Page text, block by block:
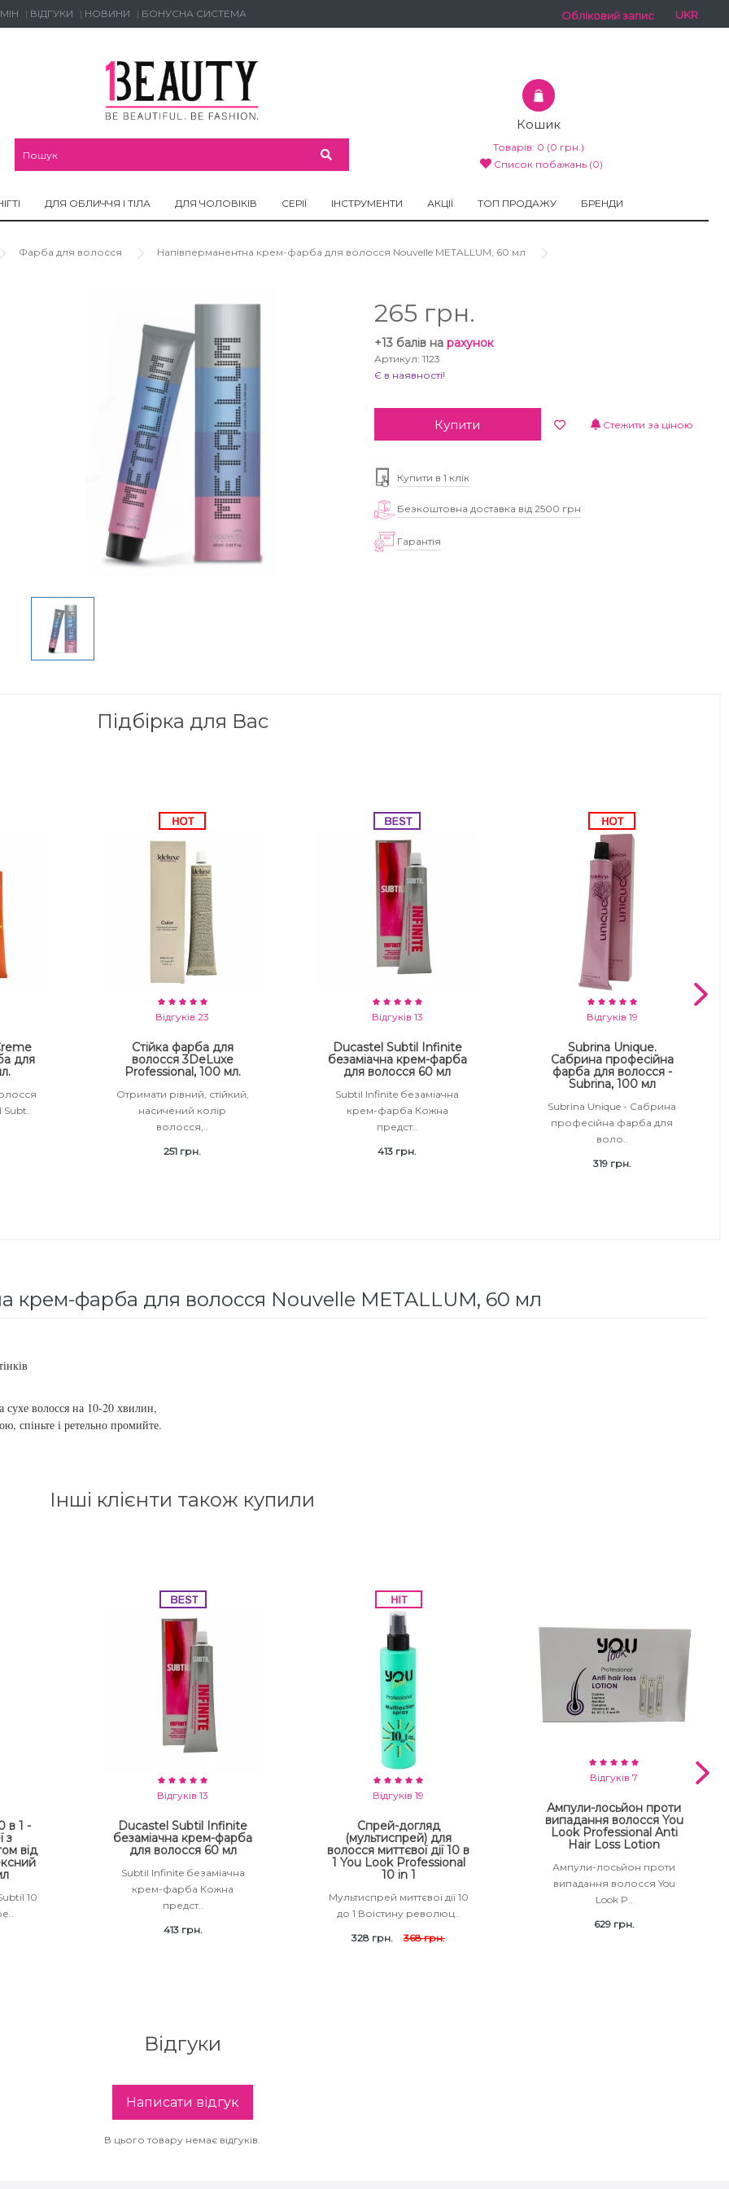
ВІДГУКИ НОВИНИ БОНУСНА СИСТЕМА Обліковий запис UKR
Кошик
Товарів: 0 (0 грн.)
Список побажань (0)
ДЛЯ ОБЛИЧЧЯ І ТІЛА ДЛЯ ЧОЛОВІКІВ СЕРІЇ ІНСТРУМЕНТИ АКЦІЇ ТОП ПРОДАЖУ БРЕНДИ
Фарба для волосся Напівперманентна крем-фарба для волосся Nouvelle METALLUM, 60 мл
265 грн.
+13 балів на рахунок
Артикул: 1123
Є в наявності!
Купити Стежити за ціною
Купити в 1 клік
Безкоштовна доставка від 2500 грн
Гарантія
Підбірка для Вас
для
Відгуків 23
Стійка фарба для
волосся 3DeLuxe
Professional, 100 мл.
Отримати рівний, стійкий,
насичений колір
волосся,..
251 грн.
Відгуків 13
Ducastel Subtil Infinite
безаміачна крем-фарба
для волосся 60 мл
Subtil Infinite безаміачна
крем-фарба Кожна
предст..
413 грн.
Відгуків 19
Subrina Unique.
Сабрина професійна
фарба для волосся -
Subrina, 100 мл
Subrina Unique - Сабрина
професійна фарба для
воло..
319 грн.
крем-фарба для волосся Nouvelle METALLUM, 60 мл
сухе волосся на 10-20 хвилин,
спіньте і ретельно промийте.
Інші клієнти також купили
в 1 -
з
від
10
Відгуків 13
Ducastel Subtil Infinite
безаміачна крем-фарба
для волосся 60 мл
Subtil Infinite безаміачна
крем-фарба Кожна
предст..
413 грн.
Відгуків 19
Спрей-догляд
(мультиспрей) для
волосся миттєвої дії 10 в
1 You Look Professional
10 in 1
Мультиспрей миттєвої дії 10
до 1 Воістину революц..
328 грн.
368 грн.
Відгуків 7
Ампули-лосьйон проти
випадання волосся You
Look Professional Anti
Hair Loss Lotion
Ампули-лосьйон проти
випадання волосся You
Look P..
629 грн.
Відгуки
Написати відгук
В цього товару немає відгуків.